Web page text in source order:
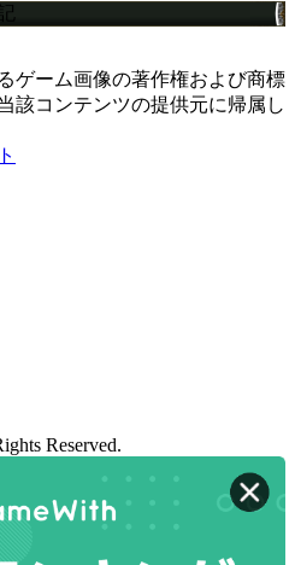
ゲーム画像の著作権および商標
該コンテンツの提供元に帰属し
Reserved.